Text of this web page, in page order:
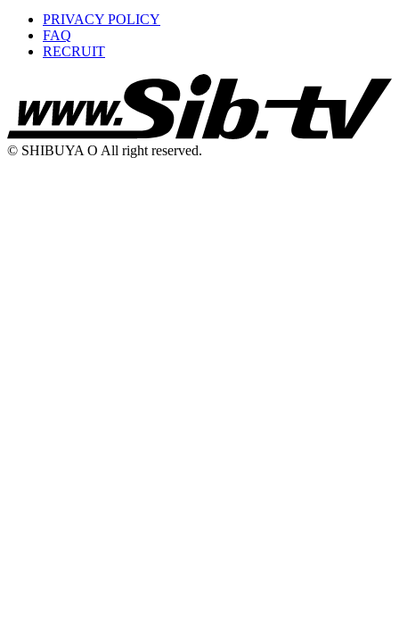
PRIVACY POLICY
FAQ
RECRUIT
© SHIBUYA O All right reserved.